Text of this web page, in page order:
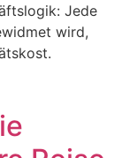
Jede
wird,